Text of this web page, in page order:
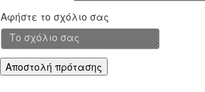
Αφήστε το σχόλιο σας